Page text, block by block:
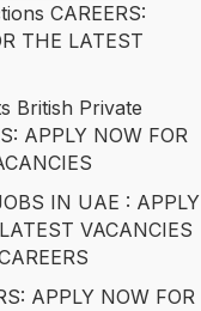
CAREERS:
THE LATEST
British Private
APPLY NOW FOR
IN UAE : APPLY
VACANCIES
APPLY NOW FOR